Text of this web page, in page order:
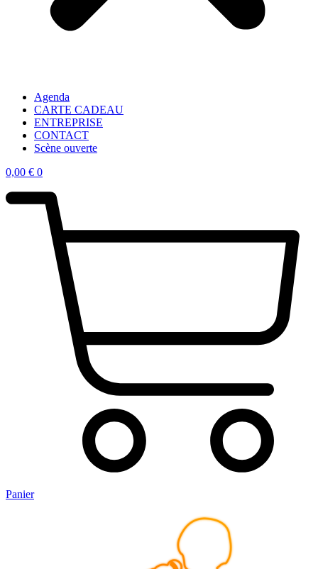
Agenda
CARTE CADEAU
ENTREPRISE
CONTACT
Scène ouverte
0,00 € 0
Panier